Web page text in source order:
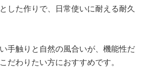
した作りで、日常使いに耐える耐久
手触りと自然の風合いが、機能性だ
だわりたい方におすすめです。